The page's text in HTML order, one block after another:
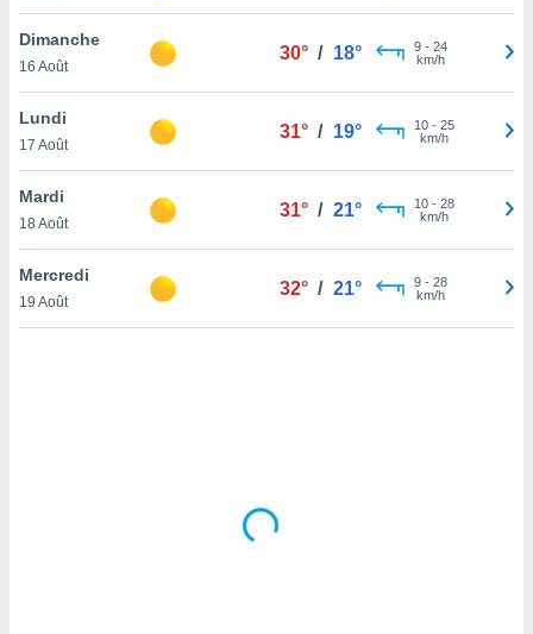
la
du
en
de
Dimanche
16 Août
30° / 18° 9- 24
km/h
Lundi
17 Août
31° / 19° 10- 25
km/h
Mardi
18 Août
31° / 21° 10- 28
km/h
Mercredi
19 Août
32° / 21° 9- 28
km/h